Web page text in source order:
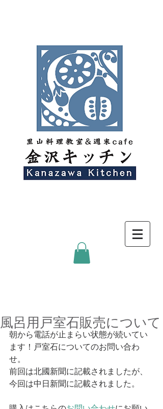
風呂用戸室石販売について
朝から電話が止まらい状態が続いてい
ます！戸室石についてのお問い合わ
せ。
前回は北國新聞に記載されましたが、
今回は中日新聞に記載されました。